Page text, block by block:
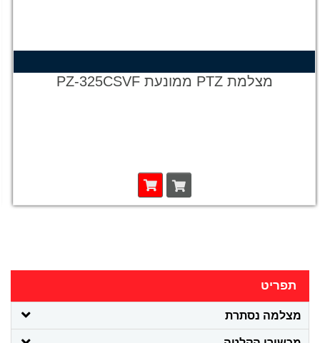
מצלמת PTZ ממונעת PZ-325CSVF
תפריט
מצלמה נסתרת